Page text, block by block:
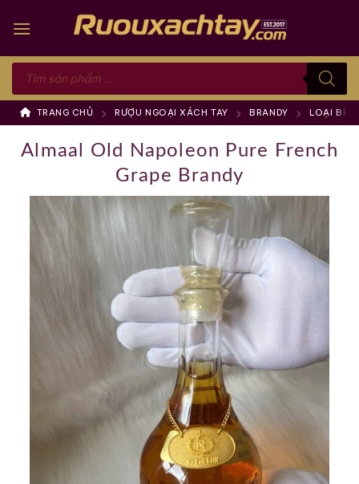
Tìm
kiếm
phẩm
TRANG CHỦ RƯỢU NGOẠI XÁCH TAY BRANDY LOẠI
Almaal Old Napoleon Pure French
Grape Brandy